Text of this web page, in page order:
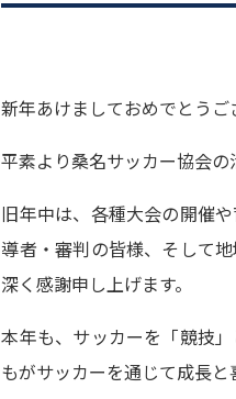
新年あけましておめでとうご
平素より桑名サッカー協会の
旧年中は、各種大会の開催
導者・審判の皆様、そして
深く感謝申し上げます。
本年も、サッカーを「競技
もがサッカーを通じて成長と